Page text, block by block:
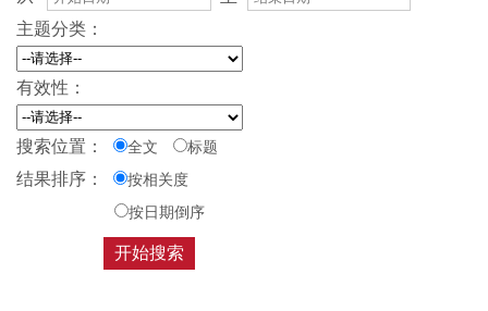
主题分类：
有效性：
搜索位置： 全文 标题
结果排序：
按相关度
按日期倒序